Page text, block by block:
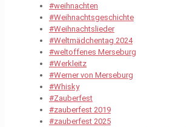
#weihnachten
#Weihnachtsgeschichte
#Weihnachtslieder
#Weltmädchentag 2024
#weltoffenes Merseburg
#Werkleitz
#Werner von Merseburg
#Whisky
#Zauberfest
#zauberfest 2019
#zauberfest 2025